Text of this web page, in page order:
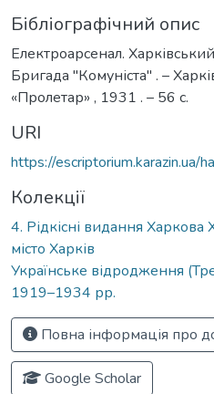
Бібліографічний опис
Електроарсенал.
Бригада "Комуніста" . –
«Пролетар» , 1931 . – 56 с.
URI
https://
Колекції
4. Рідкісні видання Харкова
місто Харків
Українське відродження
1919–1934 рр.
Повна інформація про
Google Scholar